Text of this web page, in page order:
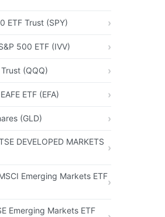
ETF Trust (SPY)
500 ETF (IVV)
(QQQ)
ETF (EFA)
(GLD)
DEVELOPED MARKETS
Emerging Markets ETF
Emerging Markets ETF